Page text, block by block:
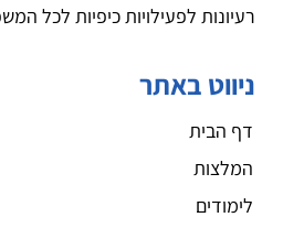
רעיונות לפעילויות כיפיות לכל
ניווט באתר
דף הבית
המלצות
לימודים